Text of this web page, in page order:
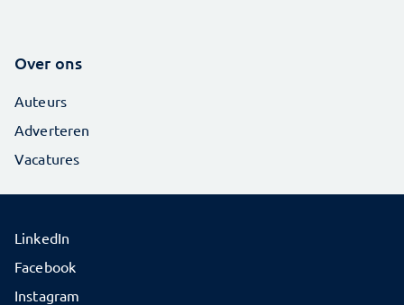
Over ons
Auteurs
Adverteren
Vacatures
LinkedIn
Facebook
Instagram